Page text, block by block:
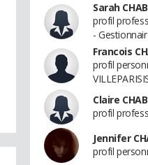
Sarah
profil
-
Francois
profil
Claire
profil
Jennifer
profil